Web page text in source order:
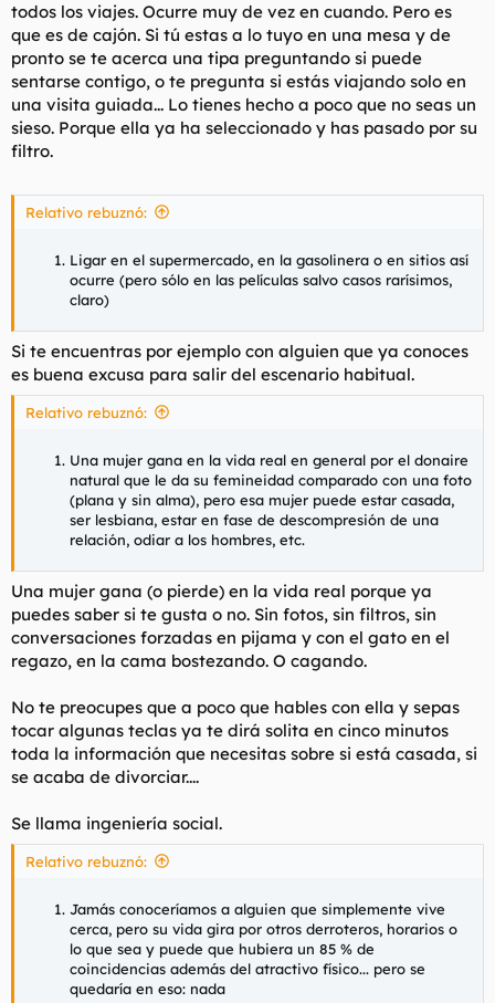
todos los viajes. Ocurre muy de vez en cuando. Pero es
que es de cajón. Si tú estas a lo tuyo en una mesa y de
pronto se te acerca una tipa preguntando si puede
sentarse contigo, o te pregunta si estás viajando solo en
una visita guiada... Lo tienes hecho a poco que no seas un
sieso. Porque ella ya ha seleccionado y has pasado por su
filtro.
Relativo rebuznó:
Ligar en el supermercado, en la gasolinera o en sitios así
ocurre (pero sólo en las películas salvo casos rarísimos,
claro)
Si te encuentras por ejemplo con alguien que ya conoces
es buena excusa para salir del escenario habitual.
Relativo rebuznó:
Una mujer gana en la vida real en general por el donaire
natural que le da su femineidad comparado con una foto
(plana y sin alma), pero esa mujer puede estar casada,
ser lesbiana, estar en fase de descompresión de una
relación, odiar a los hombres, etc.
Una mujer gana (o pierde) en la vida real porque ya
puedes saber si te gusta o no. Sin fotos, sin filtros, sin
conversaciones forzadas en pijama y con el gato en el
regazo, en la cama bostezando. O cagando.
No te preocupes que a poco que hables con ella y sepas
tocar algunas teclas ya te dirá solita en cinco minutos
toda la información que necesitas sobre si está casada, si
se acaba de divorciar....
Se llama ingeniería social.
Relativo rebuznó:
Jamás conoceríamos a alguien que simplemente vive
cerca, pero su vida gira por otros derroteros, horarios o
lo que sea y puede que hubiera un 85 % de
coincidencias además del atractivo físico... pero se
quedaría en eso: nada